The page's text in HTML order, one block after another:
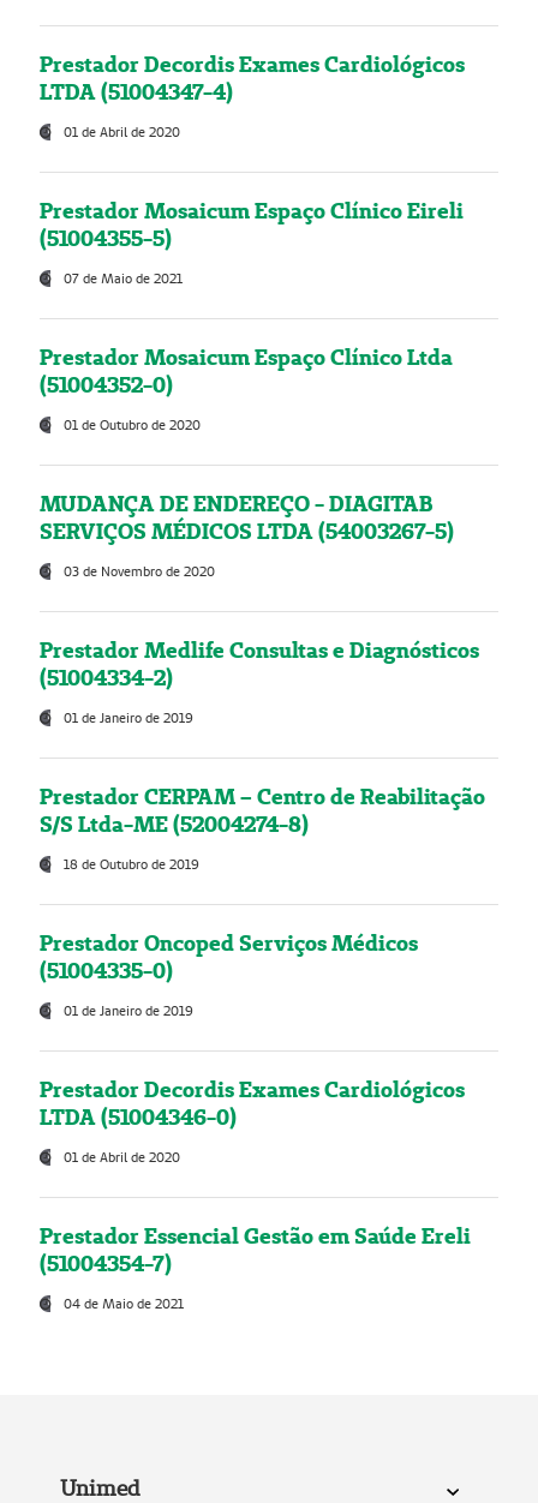
Prestador Decordis Exames Cardiológicos
LTDA (51004347-4)
01 de Abril de 2020
Prestador Mosaicum Espaço Clínico Eireli
(51004355-5)
07 de Maio de 2021
Prestador Mosaicum Espaço Clínico Ltda
(51004352-0)
01 de Outubro de 2020
MUDANÇA DE ENDEREÇO - DIAGITAB
SERVIÇOS MÉDICOS LTDA (54003267-5)
03 de Novembro de 2020
Prestador Medlife Consultas e Diagnósticos
(51004334-2)
01 de Janeiro de 2019
Prestador CERPAM – Centro de Reabilitação
S/S Ltda-ME (52004274-8)
18 de Outubro de 2019
Prestador Oncoped Serviços Médicos
(51004335-0)
01 de Janeiro de 2019
Prestador Decordis Exames Cardiológicos
LTDA (51004346-0)
01 de Abril de 2020
Prestador Essencial Gestão em Saúde Ereli
(51004354-7)
04 de Maio de 2021
Unimed